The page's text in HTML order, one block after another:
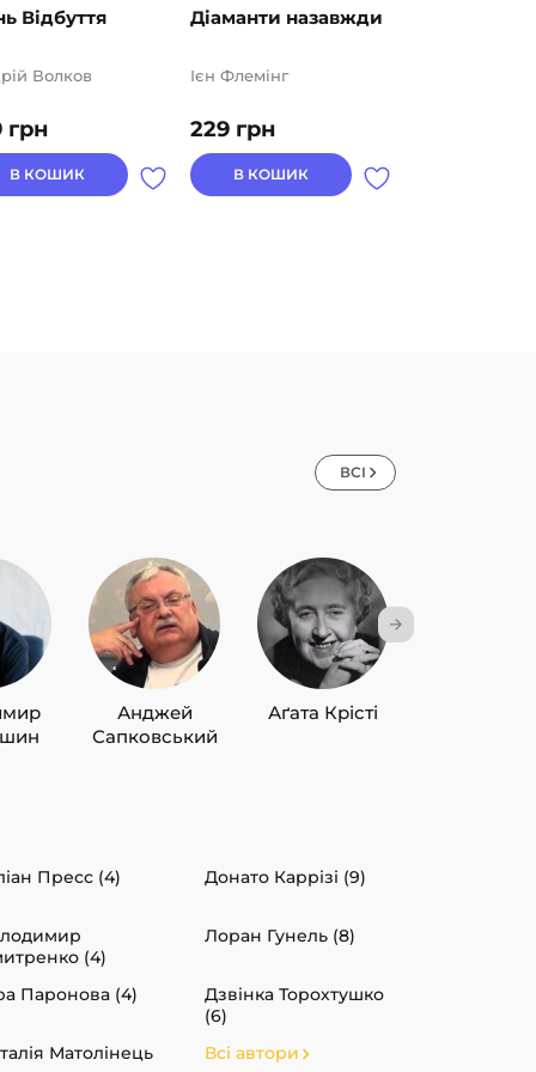
Відбуття
грн
Волков
В КОШИК
Діаманти назавжди
229 грн
Ієн Флемінг
В КОШИК
ВСІ
Анджей
Сапковський
Аґата Крісті
Пресс (4) Донато Каррізі (9)
(4)
Лоран Гунель (8)
Паронова (4)
Дзвінка Торохтушко
(6)
Матолінець
Всі автори